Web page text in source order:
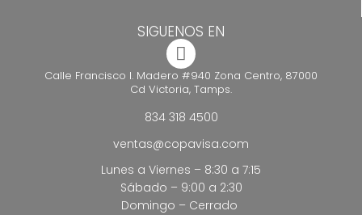
SIGUENOS EN
Calle Francisco I. Madero #940 Zona Centro, 87000
Cd Victoria, Tamps.
834 318 4500
ventas@copavisa.com
Lunes a Viernes – 8:30 a 7:15
Sábado – 9:00 a 2:30
Domingo – Cerrado